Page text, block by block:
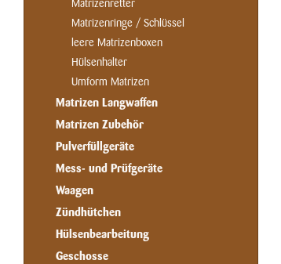
Matrizenretter
Matrizenringe / Schlüssel
leere Matrizenboxen
Hülsenhalter
Umform Matrizen
Matrizen Langwaffen
Matrizen Zubehör
Pulverfüllgeräte
Mess- und Prüfgeräte
Waagen
Zündhütchen
Hülsenbearbeitung
Geschosse